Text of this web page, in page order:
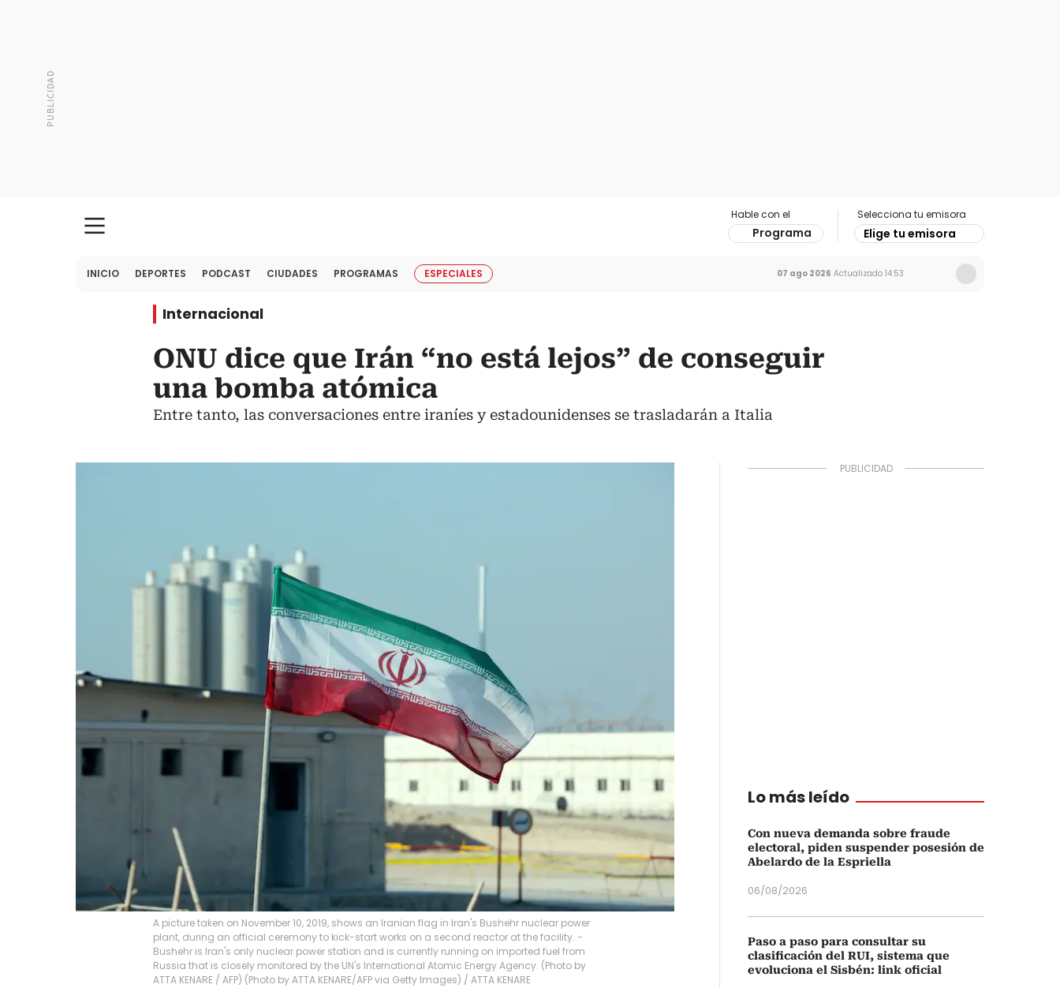
Hable con el
Programa
Selecciona tu emisora
Elige tu emisora
INICIO DEPORTES PODCAST CIUDADES PROGRAMAS ESPECIALES 07 ago 2026 Actualizado 14:53
Internacional
ONU dice que Irán “no está lejos” de conseguir
una bomba atómica
Entre tanto, las conversaciones entre iraníes y estadounidenses se trasladarán a Italia
A picture taken on November 10, 2019, shows an Iranian flag in Iran's Bushehr nuclear power
plant, during an official ceremony to kick-start works on a second reactor at the facility. -
Bushehr is Iran's only nuclear power station and is currently running on imported fuel from
Russia that is closely monitored by the UN's International Atomic Energy Agency. (Photo by
ATTA KENARE / AFP) (Photo by ATTA KENARE/AFP via Getty Images) / ATTA KENARE
Lo más leído
Con nueva demanda sobre fraude
electoral, piden suspender posesión de
Abelardo de la Espriella
06/08/2026
Paso a paso para consultar su
clasificación del RUI, sistema que
evoluciona el Sisbén: link oficial